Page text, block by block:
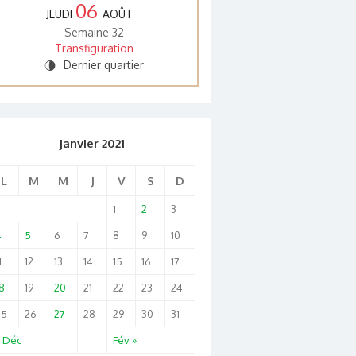
JEUDI 06 AOÛT
Semaine 32
Transfiguration
U Dernier quartier
janvier 2021
L M M J V S D
Déc Fév »
1 2 3
5 6 7 8 9 10
12 13 14 15 16 17
19 20 21 22 23 24
26 27 28 29 30 31